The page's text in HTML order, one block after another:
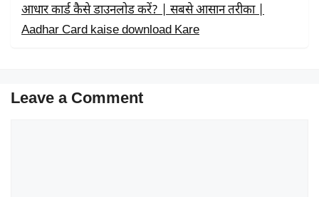
आधार कार्ड कैसे डाउनलोड करें? | सबसे आसान तरीका |
Aadhar Card kaise download Kare
Leave a Comment